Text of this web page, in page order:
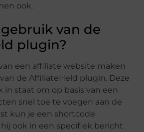
ook.
van de
plugin?
een affiliate website maken
de AffiliateHeld plugin. Deze
in staat om op basis van een
snel toe te voegen aan de
kun je een shortcode
ook in een specifiek bericht